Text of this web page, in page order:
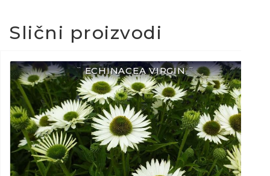
Slični proizvodi
¨ ECHINACEA VIRGIN ¨